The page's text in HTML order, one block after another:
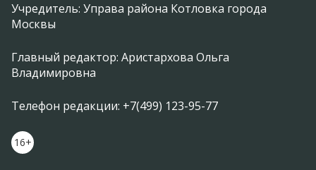
Учредитель: Управа района Котловка города
Москвы
Главный редактор: Аристархова Ольга
Владимировна
Телефон редакции: +7(499) 123-95-77
16+